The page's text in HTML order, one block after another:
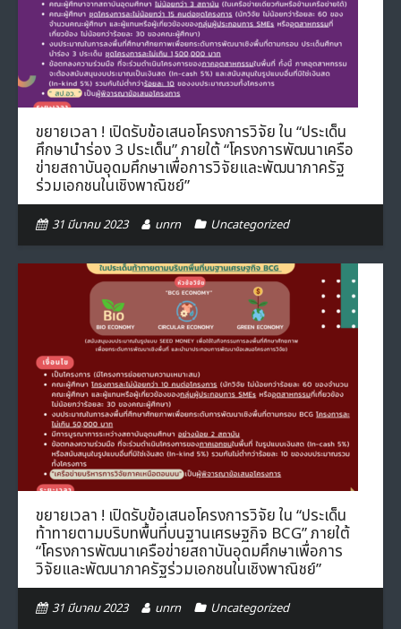
- ภารกิจเครือข่าย
- CE
- Privacy Policy
ติดต่อเรา
ขยายเวลา ! เปิดรับข้อเสนอโครงการวิจัย ใน “ประเด็น
ศึกษานำร่อง 3 ประเด็น” ภายใต้ “โครงการพัฒนาเครือ
ข่ายสถาบันอุดมศึกษาเพื่อการวิจัยและพัฒนาภาครัฐ
ร่วมเอกชนในเชิงพาณิชย์”
31 มีนาคม 2023 unrn Uncategorized
ขยายเวลา ! เปิดรับข้อเสนอโครงการวิจัย ใน “ประเด็น
ท้าทายตามบริบทพื้นที่บนฐานเศรษฐกิจ BCG” ภายใต้
“โครงการพัฒนาเครือข่ายสถาบันอุดมศึกษาเพื่อการ
วิจัยและพัฒนาภาครัฐร่วมเอกชนในเชิงพาณิชย์”
31 มีนาคม 2023 unrn Uncategorized